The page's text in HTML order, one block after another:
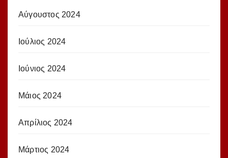
Αύγουστος 2024
Ιούλιος 2024
Ιούνιος 2024
Μάιος 2024
Απρίλιος 2024
Μάρτιος 2024